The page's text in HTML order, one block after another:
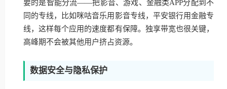
要的是智能分流——把影音、游戏、金融类APP分配到不
同的专线，比如咪咕音乐用影音专线，平安银行用金融专
线，这样每个应用的速度都有保障。独享带宽也很关键，
高峰期不会被其他用户挤占资源。
数据安全与隐私保护